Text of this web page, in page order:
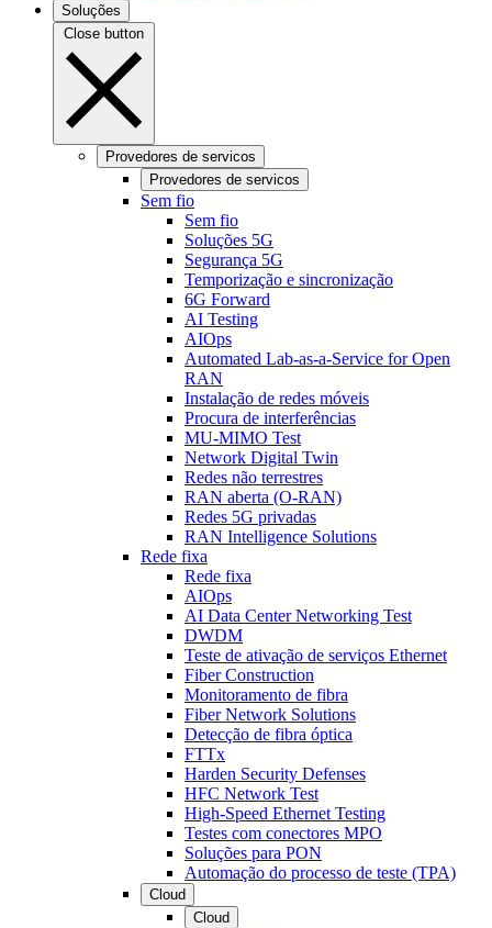
Soluções
Close button
Provedores de servicos
Provedores de servicos
Sem fio
Sem fio
Soluções 5G
Segurança 5G
Temporização e sincronização
6G Forward
AI Testing
AIOps
Automated Lab-as-a-Service for Open
RAN
Instalação de redes móveis
Procura de interferências
MU-MIMO Test
Network Digital Twin
Redes não terrestres
RAN aberta (O-RAN)
Redes 5G privadas
RAN Intelligence Solutions
Rede fixa
Rede fixa
AIOps
AI Data Center Networking Test
DWDM
Teste de ativação de serviços Ethernet
Fiber Construction
Monitoramento de fibra
Fiber Network Solutions
Detecção de fibra óptica
FTTx
Harden Security Defenses
HFC Network Test
High-Speed Ethernet Testing
Testes com conectores MPO
Soluções para PON
Automação do processo de teste (TPA)
Cloud
Cloud